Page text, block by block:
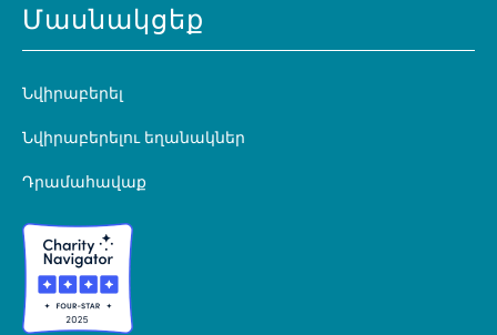
Մասնակցեք
Նվիրաբերել
Նվիրաբերելու եղանակներ
Դրամահավաք